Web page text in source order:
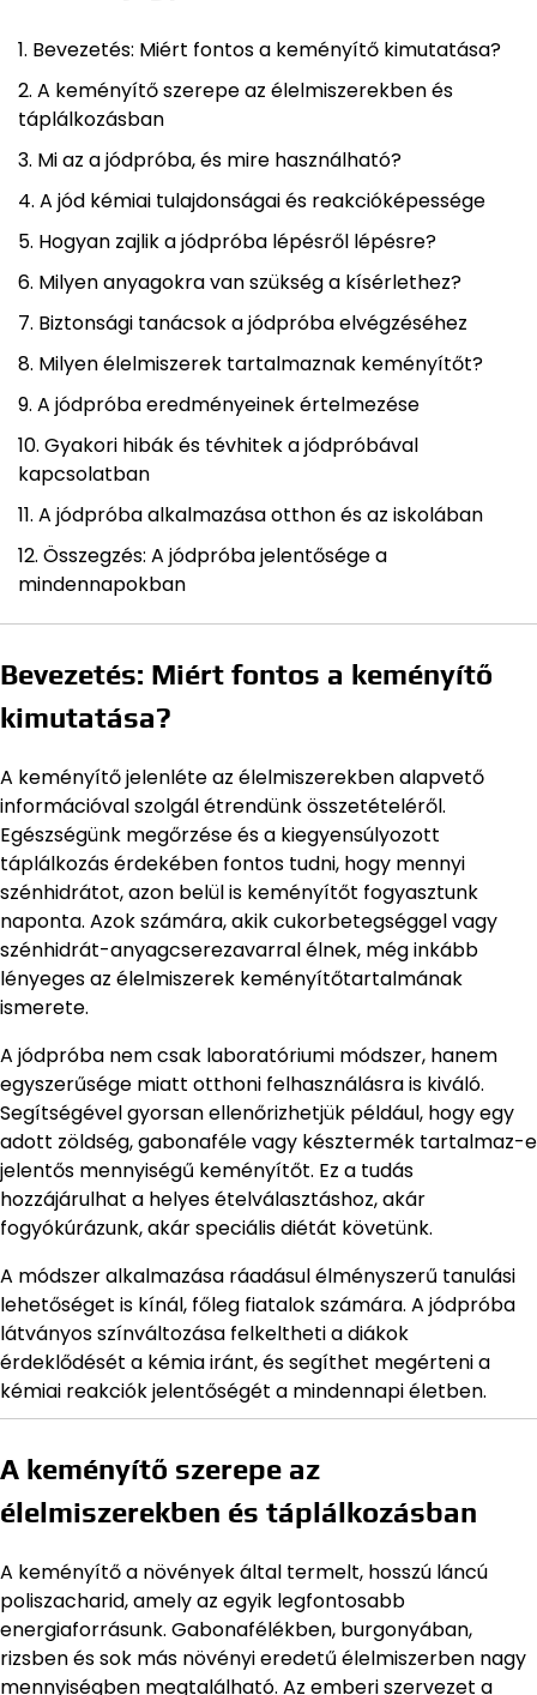
Bevezetés: Miért fontos a keményítő kimutatása?
A keményítő szerepe az élelmiszerekben és
táplálkozásban
Mi az a jódpróba, és mire használható?
A jód kémiai tulajdonságai és reakcióképessége
Hogyan zajlik a jódpróba lépésről lépésre?
Milyen anyagokra van szükség a kísérlethez?
Biztonsági tanácsok a jódpróba elvégzéséhez
Milyen élelmiszerek tartalmaznak keményítőt?
A jódpróba eredményeinek értelmezése
Gyakori hibák és tévhitek a jódpróbával
kapcsolatban
A jódpróba alkalmazása otthon és az iskolában
Összegzés: A jódpróba jelentősége a
mindennapokban
Bevezetés: Miért fontos a keményítő
kimutatása?
A keményítő jelenléte az élelmiszerekben alapvető
információval szolgál étrendünk összetételéről.
Egészségünk megőrzése és a kiegyensúlyozott
táplálkozás érdekében fontos tudni, hogy mennyi
szénhidrátot, azon belül is keményítőt fogyasztunk
naponta. Azok számára, akik cukorbetegséggel vagy
szénhidrát-anyagcserezavarral élnek, még inkább
lényeges az élelmiszerek keményítőtartalmának
ismerete.
A jódpróba nem csak laboratóriumi módszer, hanem
egyszerűsége miatt otthoni felhasználásra is kiváló.
Segítségével gyorsan ellenőrizhetjük például, hogy egy
adott zöldség, gabonaféle vagy késztermék tartalmaz-e
jelentős mennyiségű keményítőt. Ez a tudás
hozzájárulhat a helyes ételválasztáshoz, akár
fogyókúrázunk, akár speciális diétát követünk.
A módszer alkalmazása ráadásul élményszerű tanulási
lehetőséget is kínál, főleg fiatalok számára. A jódpróba
látványos színváltozása felkeltheti a diákok
érdeklődését a kémia iránt, és segíthet megérteni a
kémiai reakciók jelentőségét a mindennapi életben.
A keményítő szerepe az
élelmiszerekben és táplálkozásban
A keményítő a növények által termelt, hosszú láncú
poliszacharid, amely az egyik legfontosabb
energiaforrásunk. Gabonafélékben, burgonyában,
rizsben és sok más növényi eredetű élelmiszerben nagy
mennyiségben megtalálható. Az emberi szervezet a